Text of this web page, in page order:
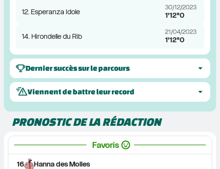
12. Esperanza Idole 30/12/2023
1'12"0
14. Hirondelle du Rib 21/04/2023
1'12"0
Dernier succès sur le parcours
Viennent de battre leur record
PRONOSTIC DE LA RÉDACTION
Favoris
16 Hanna des Molles